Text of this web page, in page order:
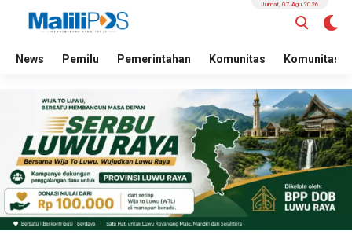
News Pemilu Pemerintahan Komunitas Komunitas
Jumat, 07 Agu 2026